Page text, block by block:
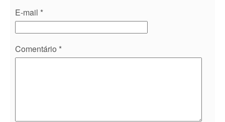
E-mail *
Comentário *